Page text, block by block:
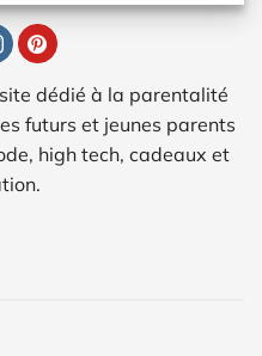
dédié à la parentalité
futurs et jeunes parents
high tech, cadeaux et